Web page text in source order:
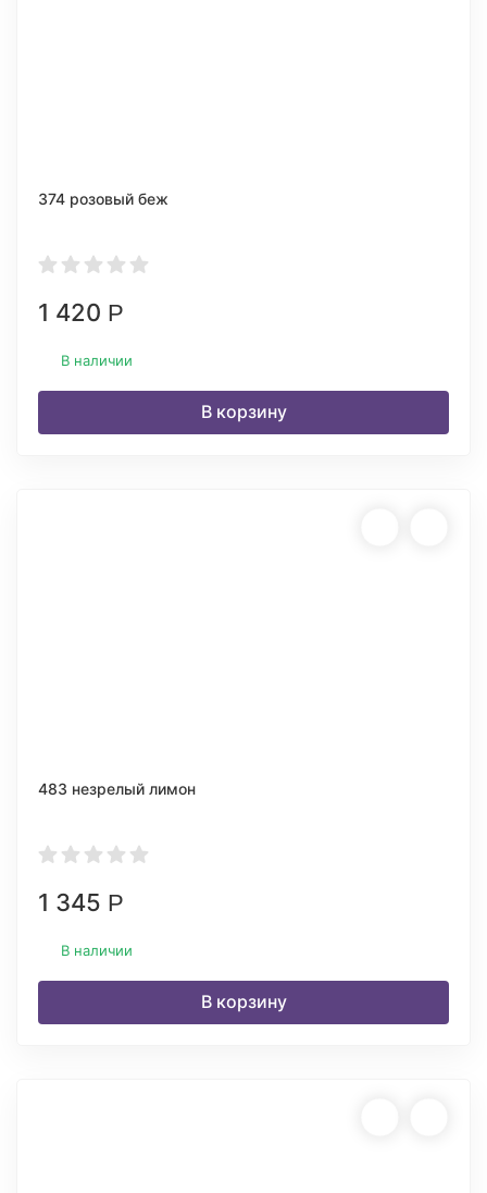
374 розовый беж
1 420 Р
В наличии
В корзину
483 незрелый лимон
1 345 Р
В наличии
В корзину